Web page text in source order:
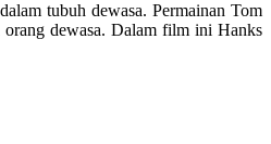
tubuh dewasa. Permainan Tom
dewasa. Dalam film ini Hanks